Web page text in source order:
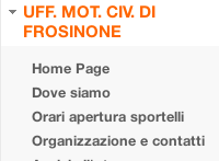
UFF. MOT. CIV. DI
FROSINONE
Home Page
Dove siamo
Orari apertura sportelli
Organizzazione e contatti